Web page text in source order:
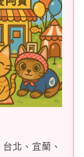
北、宜蘭、